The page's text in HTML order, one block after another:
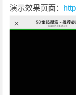
演示效果页面：